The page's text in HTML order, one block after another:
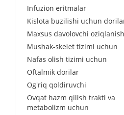
Infuzion eritmalar
Kislota buzilishi uchun
Maxsus davolovchi oziqlanish
Mushak-skelet tizimi uchun
Nafas olish tizimi uchun
Oftalmik dorilar
Og'riq qoldiruvchi
Ovqat hazm qilish trakti va
metabolizm uchun